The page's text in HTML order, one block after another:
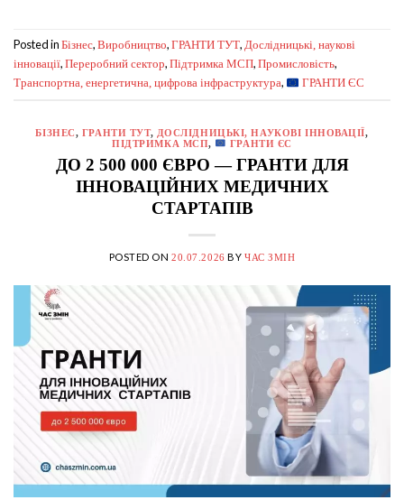
Posted in Бізнес, Виробництво, ГРАНТИ ТУТ, Дослідницькі, наукові
інновації, Переробний сектор, Підтримка МСП, Промисловість,
Транспортна, енергетична, цифрова інфраструктура, ГРАНТИ ЄС
БІЗНЕС, ГРАНТИ ТУТ, ДОСЛІДНИЦЬКІ, НАУКОВІ ІННОВАЦІЇ,
ПІДТРИМКА МСП, ГРАНТИ ЄС
ДО 2 500 000 ЄВРО — ГРАНТИ ДЛЯ
ІННОВАЦІЙНИХ МЕДИЧНИХ
СТАРТАПІВ
POSTED ON20.07.2026 BY ЧАС ЗМІН